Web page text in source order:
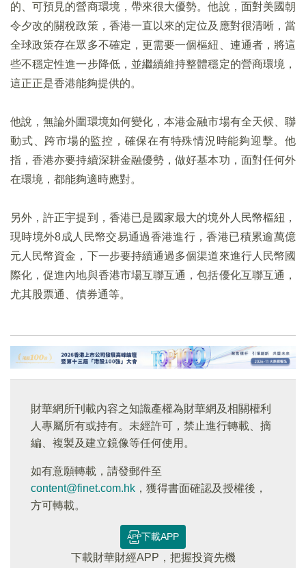
的、可預見的營商環境，帶來很大優勢。他說，面對美國朝
令夕改的關稅政策，香港一直以來的定位及應對很清晰，當
全球政策存在眾多不確定，更需要一個樞紐、連通者，將這
些不穩定性進一步降低，並繼續維持整體穩定的營商環境，
這正正是香港能夠提供的。
他說，無論外圍環境如何變化，本港金融市場有全天候、聯
動式、跨市場的監控，確保在有特殊情況時能夠迎擊。他
指，香港亦要持續深耕金融優勢，做好基本功，面對任何外
在環境，都能夠適時應對。
另外，許正宇提到，香港已是國家最大的境外人民幣樞紐，
現時境外8成人民幣交易通過香港進行，香港已積累逾萬億
元人民幣資金，下一步要持續通過多個渠道來進行人民幣國
際化，促進內地與香港市場互聯互通，包括優化互聯互通，
尤其股票通、債券通等。
財華網所刊載內容之知識產權為財華網及相關權利
人專屬所有或持有。未經許可，禁止進行轉載、摘
編、複製及建立鏡像等任何使用。
如有意願轉載，請發郵件至
content@finet.com.hk ，獲得書面確認及授權後，
方可轉載。
下載APP
下載財華財經APP，把握投資先機